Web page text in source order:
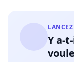
Y a-